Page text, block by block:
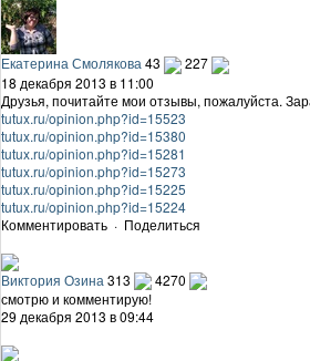
Екатерина Смолякова 43
227
18 декабря 2013 в 11:00
Друзья, почитайте мои отзывы, пожалуйста.
tutux.ru/opinion.php?id=15523
tutux.ru/opinion.php?id=15380
tutux.ru/opinion.php?id=15281
tutux.ru/opinion.php?id=15273
tutux.ru/opinion.php?id=15225
tutux.ru/opinion.php?id=15224
Комментировать · Поделиться
Виктория Озина 313
4270
смотрю и комментирую!
29 декабря 2013 в 09:44